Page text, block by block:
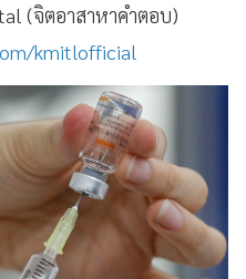
(จิตอาสาหาคำตอบ)
kmitlofficial